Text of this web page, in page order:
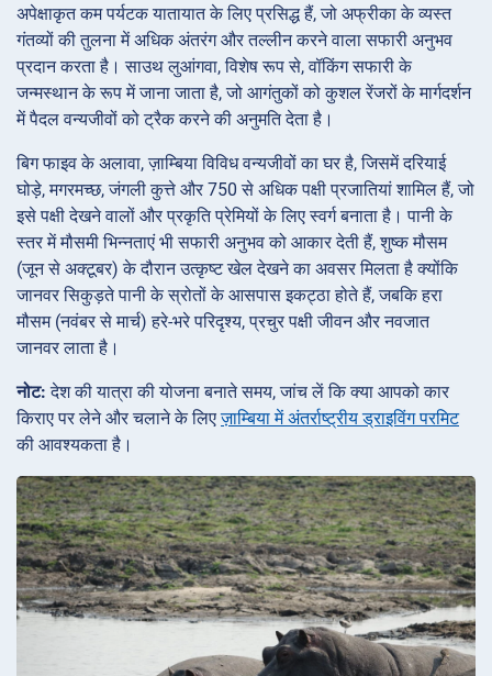
अपेक्षाकृत कम पर्यटक यातायात के लिए प्रसिद्ध हैं, जो अफ्रीका के व्यस्त
गंतव्यों की तुलना में अधिक अंतरंग और तल्लीन करने वाला सफारी अनुभव
प्रदान करता है। साउथ लुआंगवा, विशेष रूप से, वॉकिंग सफारी के
जन्मस्थान के रूप में जाना जाता है, जो आगंतुकों को कुशल रेंजरों के मार्गदर्शन
में पैदल वन्यजीवों को ट्रैक करने की अनुमति देता है।
बिग फाइव के अलावा, ज़ाम्बिया विविध वन्यजीवों का घर है, जिसमें दरियाई
घोड़े, मगरमच्छ, जंगली कुत्ते और 750 से अधिक पक्षी प्रजातियां शामिल हैं, जो
इसे पक्षी देखने वालों और प्रकृति प्रेमियों के लिए स्वर्ग बनाता है। पानी के
स्तर में मौसमी भिन्नताएं भी सफारी अनुभव को आकार देती हैं, शुष्क मौसम
(जून से अक्टूबर) के दौरान उत्कृष्ट खेल देखने का अवसर मिलता है क्योंकि
जानवर सिकुड़ते पानी के स्रोतों के आसपास इकट्ठा होते हैं, जबकि हरा
मौसम (नवंबर से मार्च) हरे-भरे परिदृश्य, प्रचुर पक्षी जीवन और नवजात
जानवर लाता है।
नोट: देश की यात्रा की योजना बनाते समय, जांच लें कि क्या आपको कार
किराए पर लेने और चलाने के लिएज़ाम्बिया में अंतर्राष्ट्रीय ड्राइविंग परमिट
की आवश्यकता है।